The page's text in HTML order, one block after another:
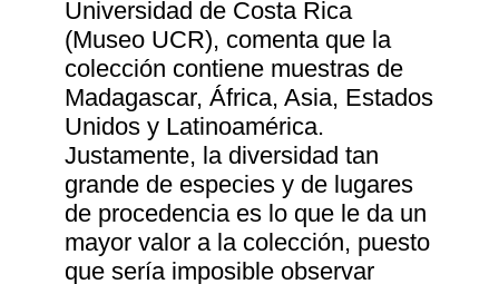
Universidad de Costa Rica
(Museo UCR), comenta que la
colección contiene muestras de
Madagascar, África, Asia, Estados
Unidos y Latinoamérica.
Justamente, la diversidad tan
grande de especies y de lugares
de procedencia es lo que le da un
mayor valor a la colección, puesto
que sería imposible observar